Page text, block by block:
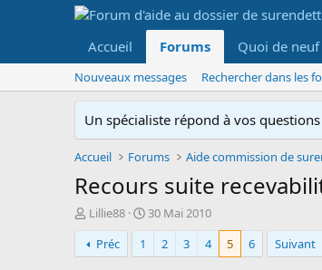
Accueil Forums Quoi de neuf
Nouveaux messages Rechercher dans les
Un spécialiste répond à vos
Accueil Forums Aide commission de
Recours suite
A
u
t
e
Lillie88
D
a
e
30 Mai 2010
Préc
1 2 3 4 5 6 Suivant